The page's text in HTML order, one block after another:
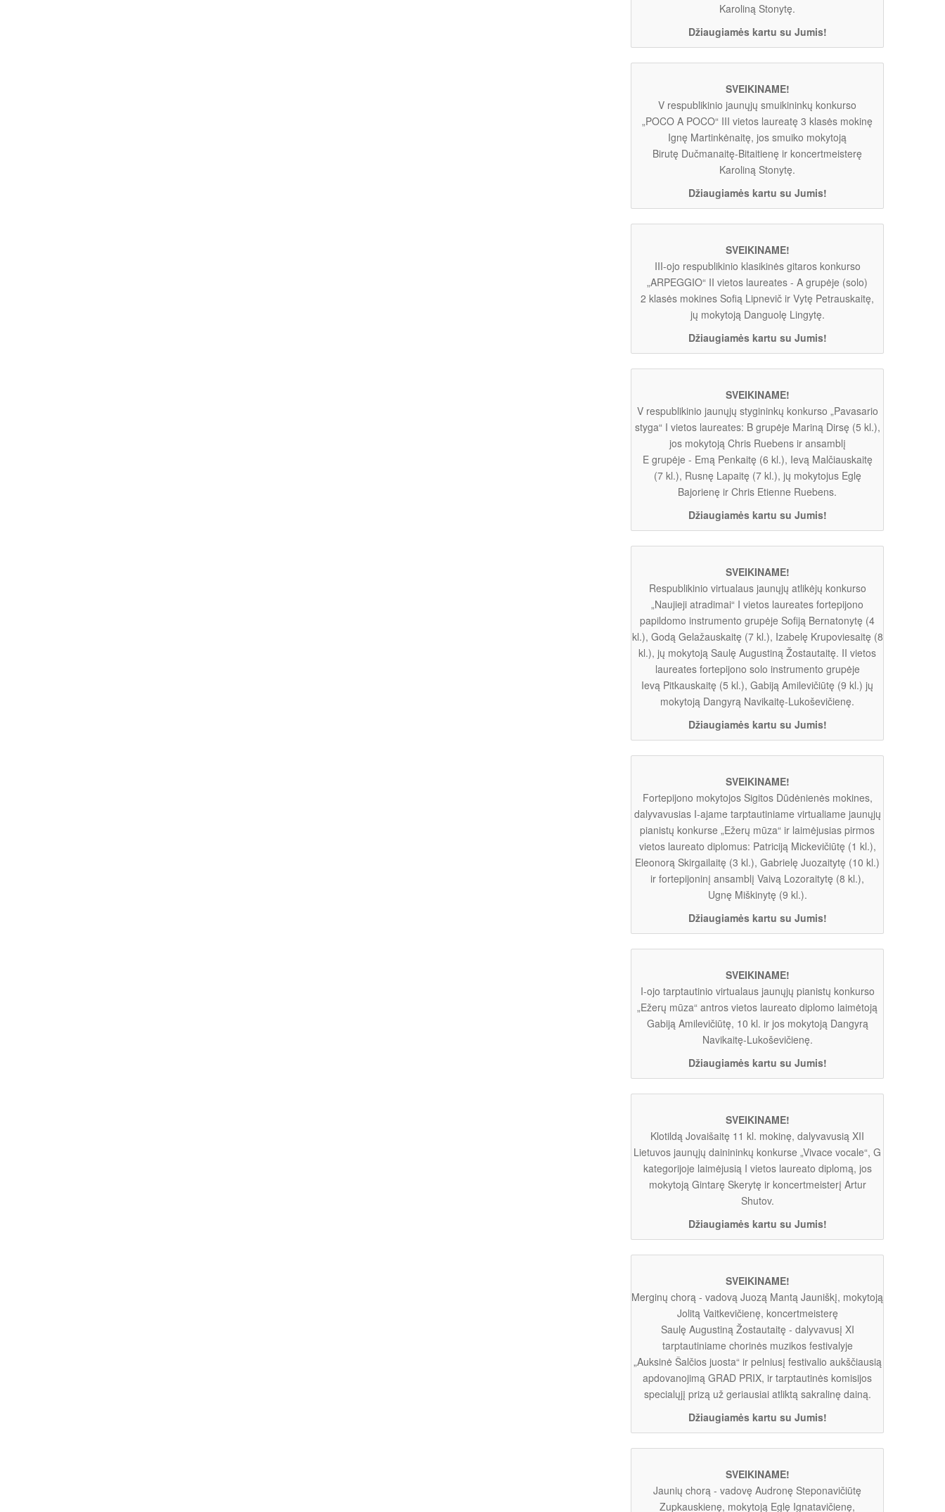
Karoliną Stonytę.
Džiaugiamės kartu su Jumis!
SVEIKINAME!
V respublikinio jaunųjų smuikininkų konkurso
„POCO A POCO“ III vietos laureatę 3 klasės mokinę
Ignę Martinkėnaitę, jos smuiko mokytoją
Birutę Dučmanaitę-Bitaitienę ir koncertmeisterę
Karoliną Stonytę.
Džiaugiamės kartu su Jumis!
SVEIKINAME!
III-ojo respublikinio klasikinės gitaros konkurso
„ARPEGGIO“ II vietos laureates - A grupėje (solo)
2 klasės mokines Sofią Lipnevič ir Vytę Petrauskaitę,
jų mokytoją Danguolę Lingytę.
Džiaugiamės kartu su Jumis!
SVEIKINAME!
V respublikinio jaunųjų stygininkų konkurso „Pavasario
styga“ I vietos laureates: B grupėje Mariną Dirsę (5 kl.),
jos mokytoją Chris Ruebens ir ansamblį
E grupėje - Emą Penkaitę (6 kl.), Ievą Malčiauskaitę
(7 kl.), Rusnę Lapaitę (7 kl.), jų mokytojus Eglę
Bajorienę ir Chris Etienne Ruebens.
Džiaugiamės kartu su Jumis!
SVEIKINAME!
Respublikinio virtualaus jaunųjų atlikėjų konkurso
„Naujieji atradimai“ I vietos laureates fortepijono
papildomo instrumento grupėje Sofiją Bernatonytę (4
kl.), Godą Gelažauskaitę (7 kl.), Izabelę Krupoviesaitę (8
kl.), jų mokytoją Saulę Augustiną Žostautaitę. II vietos
laureates fortepijono solo instrumento grupėje
Ievą Pitkauskaitę (5 kl.), Gabiją Amilevičiūtę (9 kl.) jų
mokytoją Dangyrą Navikaitę-Lukoševičienę.
Džiaugiamės kartu su Jumis!
SVEIKINAME!
Fortepijono mokytojos Sigitos Dūdėnienės mokines,
dalyvavusias I-ajame tarptautiniame virtualiame jaunųjų
pianistų konkurse „Ežerų mūza“ ir laimėjusias pirmos
vietos laureato diplomus: Patriciją Mickevičiūtę (1 kl.),
Eleonorą Skirgailaitę (3 kl.), Gabrielę Juozaitytę (10 kl.)
ir fortepijoninį ansamblį Vaivą Lozoraitytę (8 kl.),
Ugnę Miškinytę (9 kl.).
Džiaugiamės kartu su Jumis!
SVEIKINAME!
I-ojo tarptautinio virtualaus jaunųjų pianistų konkurso
„Ežerų mūza“ antros vietos laureato diplomo laimėtoją
Gabiją Amilevičiūtę, 10 kl. ir jos mokytoją Dangyrą
Navikaitę-Lukoševičienę.
Džiaugiamės kartu su Jumis!
SVEIKINAME!
Klotildą Jovaišaitę 11 kl. mokinę, dalyvavusią XII
Lietuvos jaunųjų dainininkų konkurse „Vivace vocale“, G
kategorijoje laimėjusią I vietos laureato diplomą, jos
mokytoją Gintarę Skerytę ir koncertmeisterį Artur
Shutov.
Džiaugiamės kartu su Jumis!
SVEIKINAME!
Merginų chorą - vadovą Juozą Mantą Jauniškį, mokytoją
Jolitą Vaitkevičienę, koncertmeisterę
Saulę Augustiną Žostautaitę - dalyvavusį XI
tarptautiniame chorinės muzikos festivalyje
„Auksinė Šalčios juosta“ ir pelniusį festivalio aukščiausią
apdovanojimą GRAD PRIX, ir tarptautinės komisijos
specialųjį prizą už geriausiai atliktą sakralinę dainą.
Džiaugiamės kartu su Jumis!
SVEIKINAME!
Jaunių chorą - vadovę Audronę Steponavičiūtę
Zupkauskienę, mokytoją Eglę Ignatavičienę,